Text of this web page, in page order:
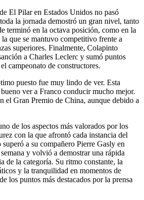
El Pilar en Estados Unidos no pasó
la jornada demostró un gran nivel, tanto
terminó en la octava posición, como en la
que se mantuvo competitivo frente a
superiores. Finalmente, Colapinto
a Charles Leclerc y sumó puntos
campeonato de constructores.
puesto fue muy lindo de ver. Esta
ver a Franco conducir mucho mejor.
el Gran Premio de China, aunque debido a
de los aspectos más valorados por los
con la que afrontó cada instancia del
a su compañero Pierre Gasly en
y volvió a demostrar una rápida
de la categoría. Su ritmo constante, la
y la tranquilidad en momentos de
los puntos más destacados por la prensa